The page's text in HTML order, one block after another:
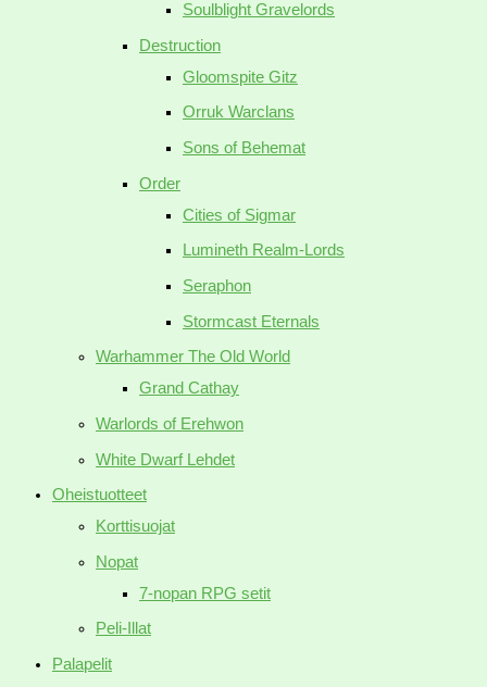
Soulblight Gravelords
Destruction
Gloomspite Gitz
Orruk Warclans
Sons of Behemat
Order
Cities of Sigmar
Lumineth Realm-Lords
Seraphon
Stormcast Eternals
Warhammer The Old World
Grand Cathay
Warlords of Erehwon
White Dwarf Lehdet
Oheistuotteet
Korttisuojat
Nopat
7-nopan RPG setit
Peli-Illat
Palapelit